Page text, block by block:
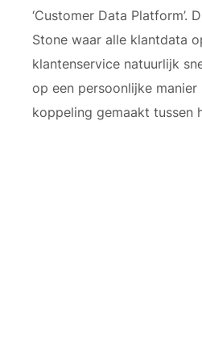
‘Customer Data Platform’.
Stone waar alle klantdata
klantenservice natuurlijk
op een persoonlijke
koppeling gemaakt tussen